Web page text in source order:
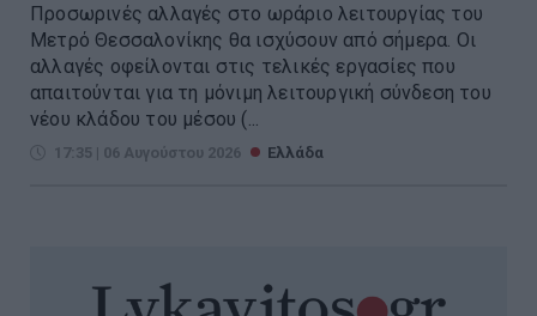
Προσωρινές αλλαγές στο ωράριο λειτουργίας του
Μετρό Θεσσαλονίκης θα ισχύσουν από σήμερα. Οι
αλλαγές οφείλονται στις τελικές εργασίες που
απαιτούνται για τη μόνιμη λειτουργική σύνδεση του
νέου κλάδου του μέσου (...
17:35 | 06 Αυγούστου 2026 Ελλάδα